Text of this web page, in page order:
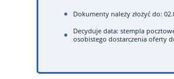
Dokumenty należy złożyć do:
Decyduje data: stempla
osobistego dostarczenia oferty